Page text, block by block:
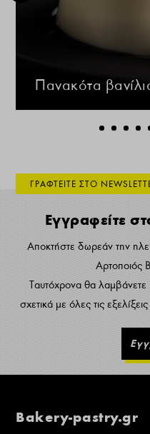
Πανακότα
ΓΡΑΦΤΕΙΤΕ ΣΤΟ
Εγγραφείτε
Αποκτήστε δωρεάν την
Αρτοποιός
Ταυτόχρονα θα
σχετικά με όλες τις
Bakery-pastry.gr